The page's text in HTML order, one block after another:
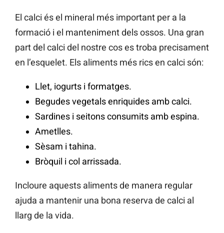
El calci és el mineral més important per a la
formació i el manteniment dels ossos. Una gran
part del calci del nostre cos es troba precisament
en l’esquelet. Els aliments més rics en calci són:
Llet, iogurts i formatges.
Begudes vegetals enriquides amb calci.
Sardines i seitons consumits amb espina.
Ametlles.
Sèsam i tahina.
Bròquil i col arrissada.
Incloure aquests aliments de manera regular
ajuda a mantenir una bona reserva de calci al
llarg de la vida.